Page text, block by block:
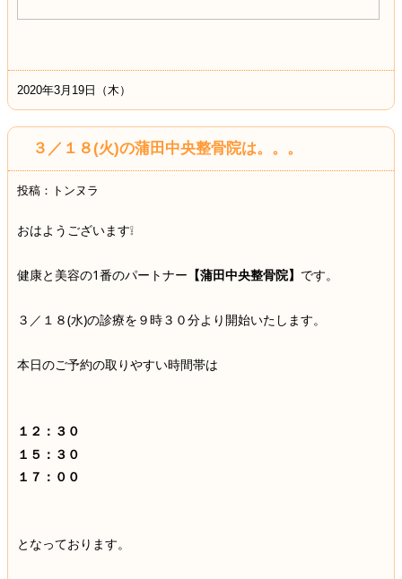
2020年3月19日（木）
３／１８(火)の蒲田中央整骨院は。。。
投稿：トンヌラ
おはようございます❕
健康と美容の1番のパートナー 【蒲田中央整骨院】 です。
３／１８(水)の診療を９時３０分より開始いたします。
本日のご予約の取りやすい時間帯は
１２：３０
１５：３０
１７：００
となっております。